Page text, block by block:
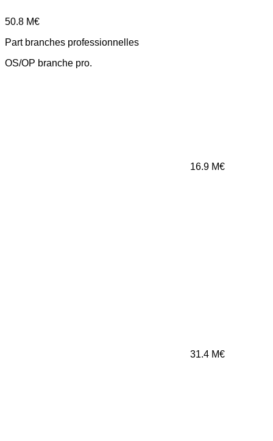
50.8 M€
Part branches professionnelles
OS/OP branche pro.
16.9 M€
31.4 M€